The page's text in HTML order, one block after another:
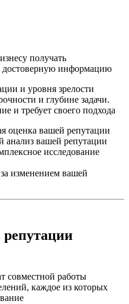
получать
информацию
и уровня зрелости
и глубине задачи.
и требует своего подхода
оценка вашей репутации
анализ вашей репутации
исследование
изменением вашей
репутации
совместной работы
каждое из которых